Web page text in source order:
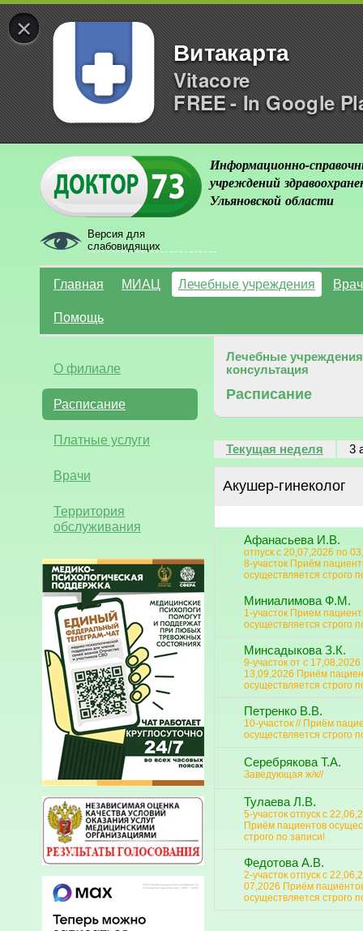
×
Витакарта
Vitacore
FREE - In Google
Версия для
слабовидящих
Информационно-
учреждений
Ульяновской области
Главная МИАЦ Лечебные учреждения
Помощь
О филиале
Расписание
Платные услуги
Врачи
Территория
обслуживания
Лечебные учреждения
консультация
Расписание
Текущая неделя 3
Акушер-гинеколог
Афанасьева И.В.
отпуск с 20,07,2026 по
8-участок Приём
осуществляется строго
Миниалимова Ф.М.
1-участок Прием
осуществляется строго
Минсадыкова З.К.
9-участок от с 17,08,2026
13,09,2026 Приём
осуществляется строго
Петренко В.В.
10-участок // Приём
осуществляется строго
Серебрякова Т.А.
Заведующая ж/к//
Тулаева Л.В.
5-участок отпуск с
Приём пациентов
строго по записи!
Федотова А.В.
2-участок отпуск с
07,2026 Приём
осуществляется строго